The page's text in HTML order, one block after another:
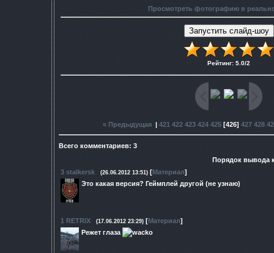
Просмотреть фотографию в
Рейтинг: 5.0/2
« Предыдущая| 421 422 423 424 425[426] 427 428
Всего комментариев: 3
Порядок вывода
3 stalkersk (26.06.2012 13:51) [Материал]
Это какая версия? Геймплей другой (не узнаю)
1 RETRIX (17.06.2012 23:29) [Материал]
Режет глаза